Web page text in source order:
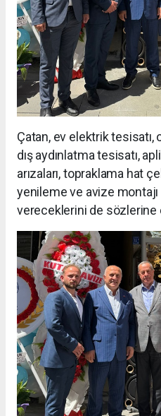
Çatan, ev elektrik
dış aydınlatma tesisatı,
arızaları, topraklama hat
yenileme ve avize
vereceklerini de sözlerine